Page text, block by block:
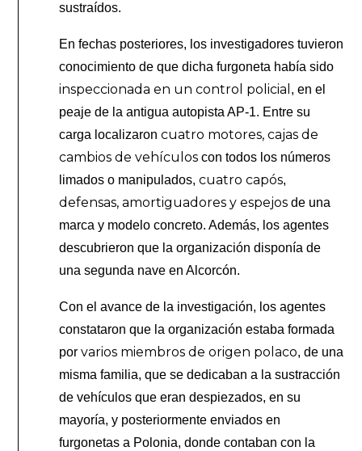
sustraídos.
En fechas posteriores, los investigadores tuvieron
conocimiento de que dicha furgoneta había sido
inspeccionada en un control policial , en el
peaje de la antigua autopista AP-1. Entre su
carga localizaroncuatro motores, cajas de
cambios de vehículos con todos los números
limados o manipulados,cuatro capós,
defensas, amortiguadores y espejos de una
marca y modelo concreto. Además, los agentes
descubrieron que la organización disponía de
una segunda nave en Alcorcón.
Con el avance de la investigación, los agentes
constataron que la organización estaba formada
porvarios miembros de origen polaco, de una
misma familia, que se dedicaban a la sustracción
de vehículos que eran despiezados, en su
mayoría, y posteriormente enviados en
furgonetas a Polonia, donde contaban con la